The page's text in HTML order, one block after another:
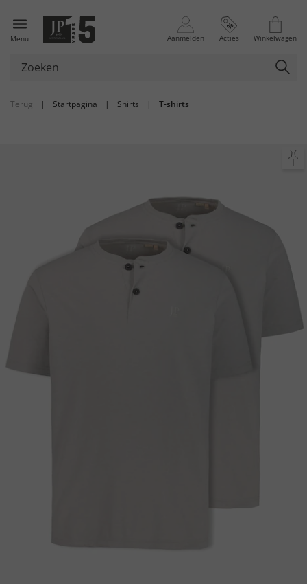
Menu Aanmelden Acties Winkelwagen
Terug | Startpagina | Shirts | T-shirts